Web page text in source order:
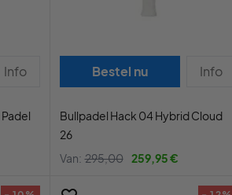
Info Bestel nu Info
Bullpadel Hack 04 Hybrid Cloud
26
Van: 295,00 259,95 €